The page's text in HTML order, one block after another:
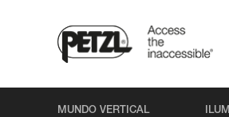
MUNDO VERTICAL